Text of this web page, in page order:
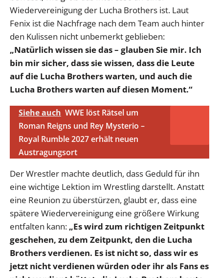
Wiedervereinigung der Lucha Brothers ist. Laut
Fenix ist die Nachfrage nach dem Team auch hinter
den Kulissen nicht unbemerkt geblieben:
„Natürlich wissen sie das – glauben Sie mir. Ich
bin mir sicher, dass sie wissen, dass die Leute
auf die Lucha Brothers warten, und auch die
Lucha Brothers warten auf diesen Moment.“
Siehe auch WWE löst Rätsel um
Roman Reigns und Rey Mysterio –
Royal Rumble 2027 erhält neuen
Austragungsort
Der Wrestler machte deutlich, dass Geduld für ihn
eine wichtige Lektion im Wrestling darstellt. Anstatt
eine Reunion zu überstürzen, glaubt er, dass eine
spätere Wiedervereinigung eine größere Wirkung
entfalten kann: „Es wird zum richtigen Zeitpunkt
geschehen, zu dem Zeitpunkt, den die Lucha
Brothers verdienen. Es ist nicht so, dass wir es
jetzt nicht verdienen würden oder ihr als Fans es